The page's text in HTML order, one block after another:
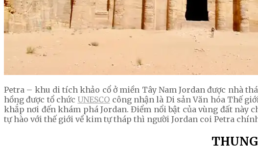
Petra – khu di tích khảo cổ ở miền Tây Nam Jordan được nhà
hồng được tổ chức UNESCO công nhận là Di sản Văn hóa Thế
khắp nơi đến khám phá Jordan. Điểm nổi bật của vùng đất này
tự hào với thế giới về kim tự tháp thì người Jordan coi Petra